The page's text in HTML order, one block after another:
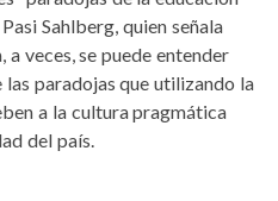
Sahlberg, quien señala
a veces, se puede entender
paradojas que utilizando la
a la cultura pragmática
del país.